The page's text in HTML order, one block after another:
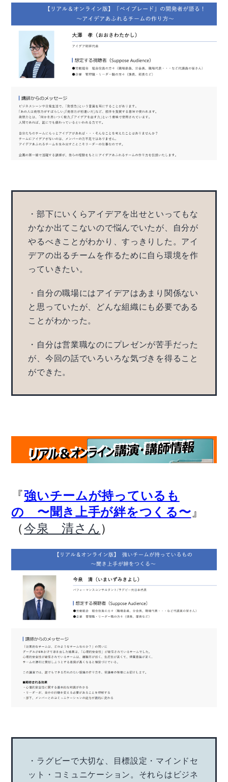
・部下にいくらアイデアを出せといってもな
かなか出てこないので悩んでいたが、自分が
やるべきことがわかり、すっきりした。アイ
デアの出るチームを作るために自ら環境を作
っていきたい。
・自分の職場にはアイデアはあまり関係ない
と思っていたが、どんな組織にも必要である
ことがわかった。
・自分は営業職なのにプレゼンが苦手だった
が、今回の話でいろいろな気づきを得ること
ができた。
『強いチームが持っているも
の 〜聞き上手が絆をつくる〜 』
（今泉 清さん ）
・ラグビーで大切な、目標設定・マインドセ
ット・コミュニケーション。それらはビジネ